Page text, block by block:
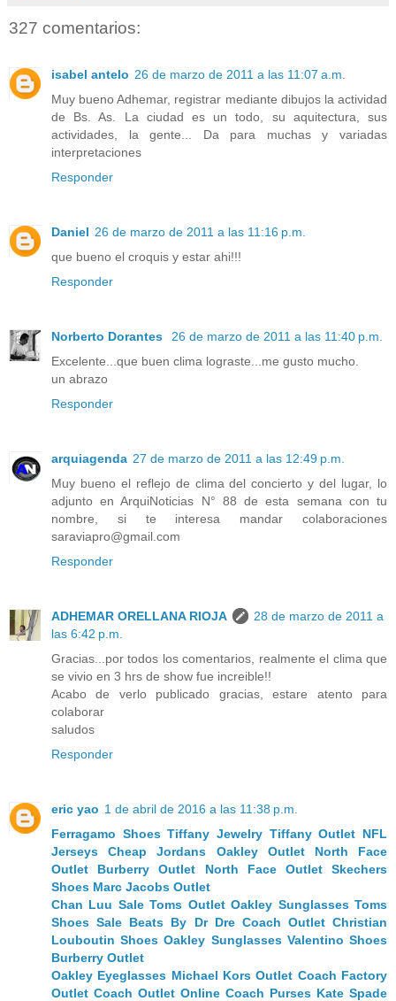
327 comentarios:
isabel antelo 26 de marzo de 2011 a las 11:07 a.m.
Muy bueno Adhemar, registrar mediante dibujos la actividad
de Bs. As. La ciudad es un todo, su aquitectura, sus
actividades, la gente... Da para muchas y variadas
interpretaciones
Responder
Daniel 26 de marzo de 2011 a las 11:16 p.m.
que bueno el croquis y estar ahi!!!
Responder
Norberto Dorantes
26 de marzo de 2011 a las 11:40 p.m.
Excelente...que buen clima lograste...me gusto mucho.
un abrazo
Responder
arquiagenda 27 de marzo de 2011 a las 12:49 p.m.
Muy bueno el reflejo de clima del concierto y del lugar, lo
adjunto en ArquiNoticias N° 88 de esta semana con tu
nombre, si te interesa mandar colaboraciones
saraviapro@gmail.com
Responder
ADHEMAR ORELLANA RIOJA
28 de marzo de 2011 a
las 6:42 p.m.
Gracias...por todos los comentarios, realmente el clima que
se vivio en 3 hrs de show fue increible!!
Acabo de verlo publicado gracias, estare atento para
colaborar
saludos
Responder
eric yao 1 de abril de 2016 a las 11:38 p.m.
Ferragamo Shoes Tiffany Jewelry Tiffany Outlet NFL
Jerseys
Cheap Jordans Oakley Outlet
North Face
Outlet
Burberry Outlet North Face Outlet
Skechers
Shoes Marc Jacobs Outlet
Chan Luu Sale Toms Outlet Oakley Sunglasses Toms
Shoes Sale Beats By Dr Dre Coach Outlet Christian
Louboutin Shoes Oakley Sunglasses Valentino Shoes
Burberry Outlet
Oakley Eyeglasses Michael Kors Outlet Coach Factory
Outlet Coach Outlet Online Coach Purses Kate Spade